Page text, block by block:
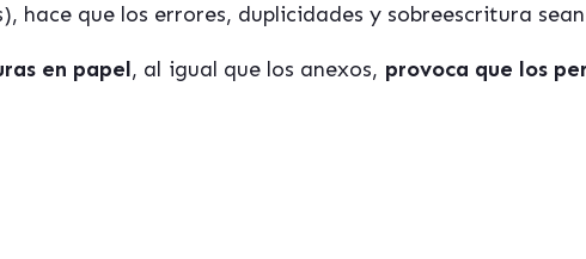
hace que los errores, duplicidades y sobreescritura
en papel, al igual que los anexos, provoca que los